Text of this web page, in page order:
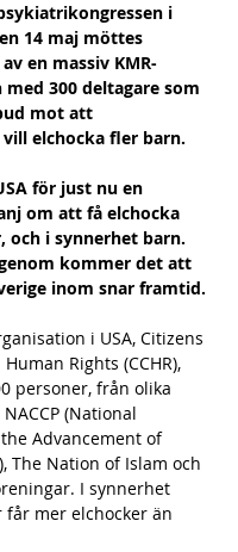
i
14 maj möttes
en massiv KMR-
300 deltagare som
mot att
elchocka fler barn.
för just nu en
om att få elchocka
och i synnerhet barn.
kommer det att
inom snar framtid.
i USA, Citizens
Rights (CCHR),
personer, från olika
(National
Advancement of
The Nation of Islam och
I synnerhet
mer elchocker än